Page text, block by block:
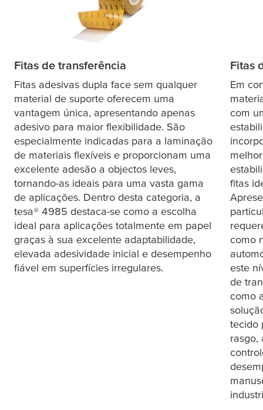
Fitas de transferência
Fitas adesivas dupla face sem qualquer
material de suporte oferecem uma
vantagem única, apresentando apenas
adesivo para maior flexibilidade. São
especialmente indicadas para a laminação
de materiais flexíveis e proporcionam uma
excelente adesão a objectos leves,
tornando-as ideais para uma vasta gama
de aplicações. Dentro desta categoria, a
tesa® 4985 destaca-se como a escolha
ideal para aplicações totalmente em papel
graças à sua excelente adaptabilidade,
elevada adesividade inicial e desempenho
fiável em superfícies irregulares.
Fitas
Em
com
fitas
como
este
de
como
tecido
rasgo,